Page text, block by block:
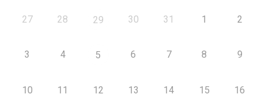
27 28 29 30 31 1 2
3 4 5 6 7 8 9
10 11 12 13 14 15 16